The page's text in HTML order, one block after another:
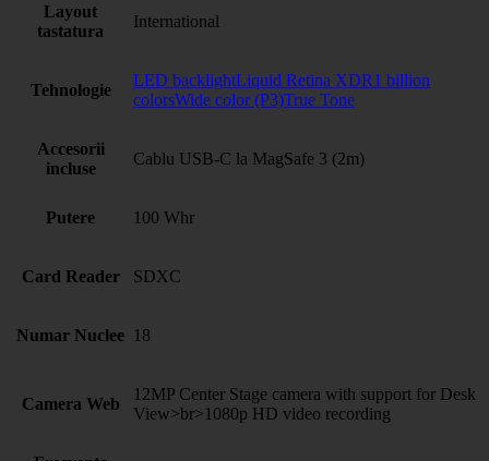
Layout
tastatura
International
Tehnologie
LED backlightLiquid Retina XDR1 billion
colorsWide color (P3)True Tone
Accesorii
incluse
Cablu USB-C la MagSafe 3 (2m)
Putere 100 Whr
Card Reader SDXC
Numar Nuclee 18
Camera Web
12MP Center Stage camera with support for Desk
View>br>1080p HD video recording